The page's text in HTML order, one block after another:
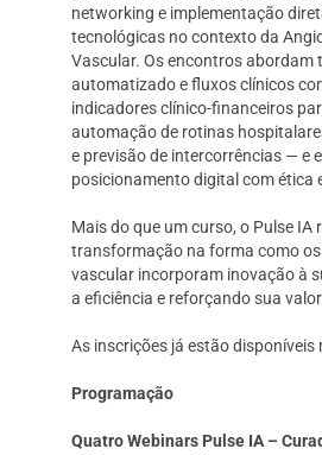
networking e implementação
tecnológicas no contexto da
Vascular. Os encontros
automatizado e fluxos clínicos
indicadores clínico-financeiros
automação de rotinas
e previsão de intercorrências — e
posicionamento digital com ética
Mais do que um curso, o Pulse IA
transformação na forma como
vascular incorporam inovação à
a eficiência e reforçando sua
As inscrições já estão disponíveis
Programação
Quatro Webinars Pulse IA –